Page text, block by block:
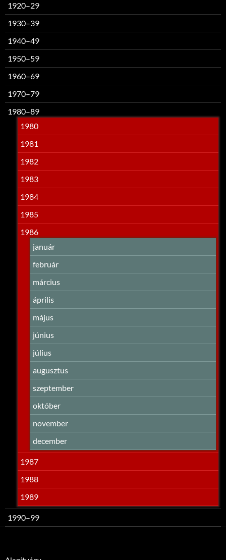
1920–29
1930–39
1940–49
1950–59
1960–69
1970–79
1980–89
1980
1981
1982
1983
1984
1985
1986
január
február
március
április
május
június
július
augusztus
szeptember
október
november
december
1987
1988
1989
1990–99